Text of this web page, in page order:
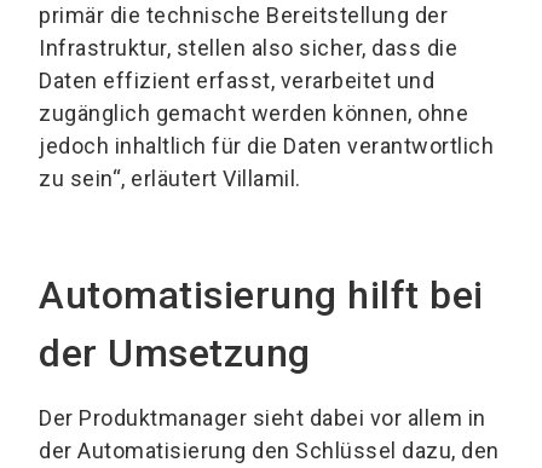
primär die technische Bereitstellung der
Infrastruktur, stellen also sicher, dass die
Daten effizient erfasst, verarbeitet und
zugänglich gemacht werden können, ohne
jedoch inhaltlich für die Daten verantwortlich
zu sein“, erläutert Villamil.
Automatisierung hilft bei
der Umsetzung
Der Produktmanager sieht dabei vor allem in
der Automatisierung den Schlüssel dazu, den